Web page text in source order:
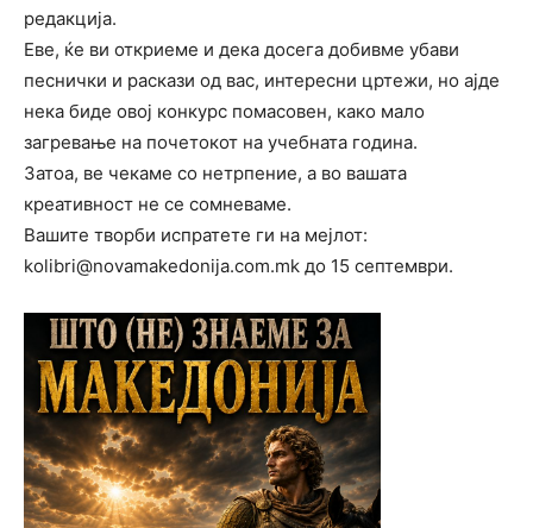
редакција.
Еве, ќе ви откриеме и дека досега добивме убави
песнички и раскази од вас, интересни цртежи, но ајде
нека биде овој конкурс помасовен, како мало
загревање на почетокот на учебната година.
Затоа, ве чекаме со нетрпение, а во вашата
креативност не се сомневаме.
Вашите творби испратете ги на мејлот:
kolibri@novamakedonija.com.mk до 15 септември.